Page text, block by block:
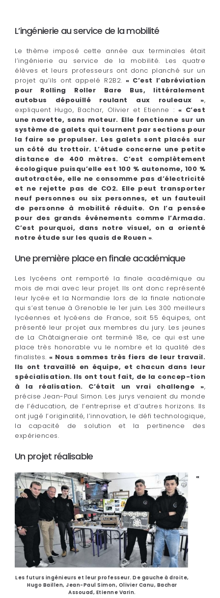
L’ingénierie au service de la mobilité
Le thème imposé cette année aux terminales était
l’ingénierie au service de la mobilité. Les quatre
élèves et leurs professeurs ont donc planché sur un
projet qu’ils ont appelé R2B2.« C’est l’abréviation
pour Rolling Roller Bare Bus, littéralement
autobus dépouillé roulant aux rouleaux »,
expliquent Hugo, Bachar, Olivier et Etienne :« C’est
une navette, sans moteur. Elle fonctionne sur un
système de galets qui tournent par sections pour
la faire se propulser. Les galets sont placés sur
un côté du trottoir. L’étude concerne une petite
distance de 400 mètres. C’est complètement
écologique puisqu’elle est 100 % autonome, 100 %
autotractée, elle ne consomme pas d’électricité
et ne rejette pas de CO2. Elle peut transporter
neuf personnes ou six personnes, et un fauteuil
de personne à mobilité réduite. On l’a pensée
pour des grands événements comme l’Armada.
C’est pourquoi, dans notre visuel, on a orienté
notre étude sur les quais de Rouen ».
Une première place en finale académique
Les lycéens ont remporté la finale académique au
mois de mai avec leur projet. Ils ont donc représenté
leur lycée et la Normandie lors de la finale nationale
qui s’est tenue à Grenoble le 1er juin. Les 300 meilleurs
lycéennes et lycéens de France, soit 55 équipes, ont
présenté leur projet aux membres du jury. Les jeunes
de La Châtaigneraie ont terminé 18e, ce qui est une
place très honorable vu le nombre et la qualité des
finalistes.« Nous sommes très fiers de leur travail.
Ils ont travaillé en équipe, et chacun dans leur
spécialisation. Ils ont tout fait, de la concep-tion
à la réalisation. C’était un vrai challenge »,
précise Jean-Paul Simon. Les jurys venaient du monde
de l’éducation, de l’entreprise et d’autres horizons. Ils
ont jugé l’originalité, l’innovation, le défi technologique,
la capacité de solution et la pertinence des
expériences.
Un projet réalisable
Les futurs ingénieurs et leur professeur. De gauche à droite,
Hugo Baillen, Jean-Paul Simon, Olivier Canu, Bachar
Assouad, Etienne Varin.
«